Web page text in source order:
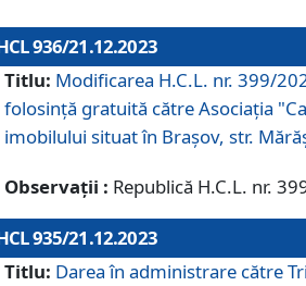
936/21.12.2023
Titlu: Modificarea H.C.L. nr. 399/
folosinţă gratuită către Asociaţia
imobilului situat în Braşov, str.
Observații : Republică H.C.L. nr.
935/21.12.2023
Titlu: Darea în administrare către